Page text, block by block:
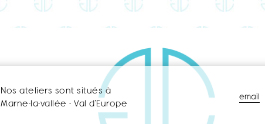
Nos ateliers sont situés à
Marne-la-vallée - Val d’Europe
email